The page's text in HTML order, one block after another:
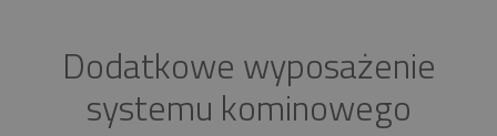
Dodatkowe wyposażenie
systemu kominowego